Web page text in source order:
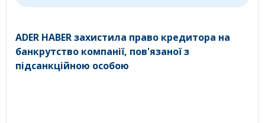
ADER HABER захистила право кредитора на
банкрутство компанії, пов'язаної з
підсанкційною особою